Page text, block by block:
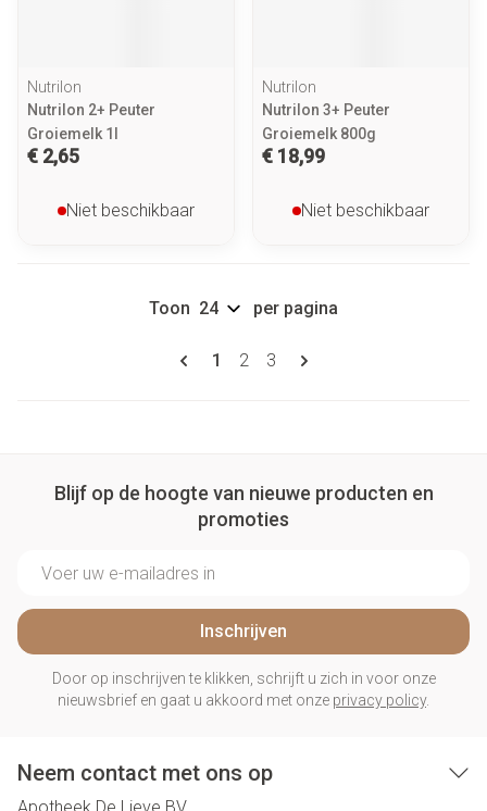
Nutrilon
Nutrilon 2+ Peuter
Groiemelk 1l
€ 2,65
Niet beschikbaar
Nutrilon
Nutrilon 3+ Peuter
Groiemelk 800g
€ 18,99
Niet beschikbaar
Pagina's
U lees momenteel pagina
1 Pagina
2 Pagina
3
Toon per pagina
Blijf op de hoogte van nieuwe producten en
promoties
Inschrijven
Door op inschrijven te klikken, schrijft u zich in voor onze
nieuwsbrief en gaat u akkoord met onze privacy policy.
Neem contact met ons op